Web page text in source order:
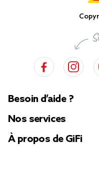
Besoin d’aide ?
Nos services
À propos de GiFi